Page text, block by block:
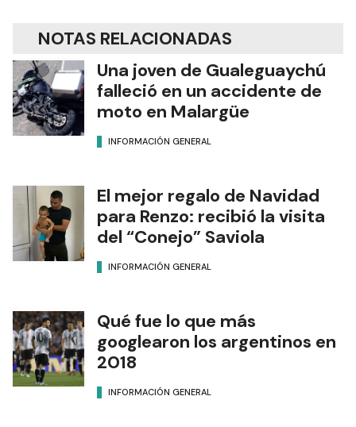
NOTAS RELACIONADAS
Una joven de Gualeguaychú
falleció en un accidente de
moto en Malargüe
INFORMACIÓN GENERAL
El mejor regalo de Navidad
para Renzo: recibió la visita
del “Conejo” Saviola
INFORMACIÓN GENERAL
Qué fue lo que más
googlearon los argentinos en
2018
INFORMACIÓN GENERAL